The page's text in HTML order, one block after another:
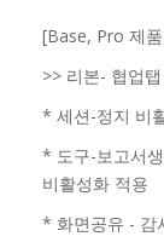
[Base, Pro 제
>> 리본- 협업
* 세션-정지 비
* 도구-보고서
비활성화 적용
* 화면공유 - 감